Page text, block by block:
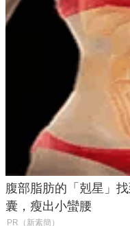
腹部脂肪的「剋星」
囊，瘦出小蠻腰
PR（新素簡）